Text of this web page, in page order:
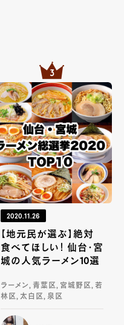
2020.11.26
【地元民が選ぶ】絶対
食べてほしい！ 仙台・宮
城の人気ラーメン10選
ラーメン, 青葉区, 宮城野区, 若
林区, 太白区, 泉区